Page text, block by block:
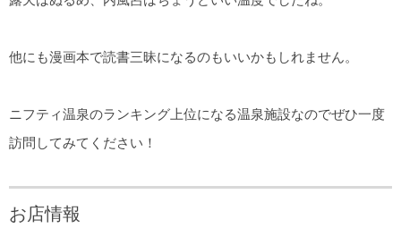
他にも漫画本で読書三昧になるのもいいかもしれません。
ニフティ温泉のランキング上位になる温泉施設なのでぜひ一度
訪問してみてください！
お店情報